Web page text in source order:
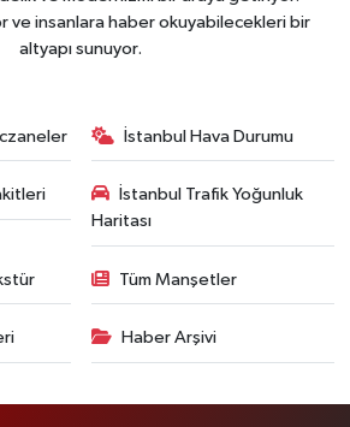
ve insanlara haber okuyabilecekleri bir
altyapı sunuyor.
İstanbul Hava Durumu
İstanbul Trafik Yoğunluk
Haritası
Tüm Manşetler
Haber Arşivi